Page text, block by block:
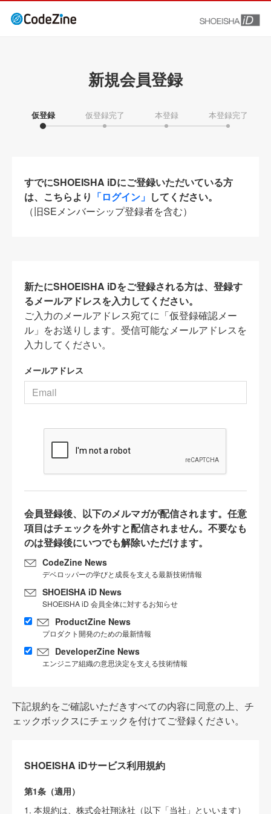
新規会員登録
仮登録 仮登録完了 本登録 本登録完了
すでにSHOEISHA iDにご登録いただいている方
は、こちらより 「ログイン」 してください。
（旧SEメンバーシップ登録者を含む）
新たにSHOEISHA iDをご登録される方は、登録す
るメールアドレスを入力してください。
ご入力のメールアドレス宛てに「仮登録確認メー
ル」をお送りします。受信可能なメールアドレスを
入力してください。
メールアドレス
会員登録後、以下のメルマガが配信されます。任意
項目はチェックを外すと配信されません。不要なも
のは登録後にいつでも解除いただけます。
CodeZine News
デベロッパーの学びと成長を支える最新技術情報
SHOEISHA iD News
SHOEISHA iD 会員全体に対するお知らせ
ProductZine News
プロダクト開発のための最新情報
DeveloperZine News
エンジニア組織の意思決定を支える技術情報
下記規約をご確認いただきすべての内容に同意の上、チ
ェックボックスにチェックを付けてご登録ください。
SHOEISHA iDサービス利用規約
第1条（適用）
1. 本規約は、株式会社翔泳社（以下「当社」といいます）